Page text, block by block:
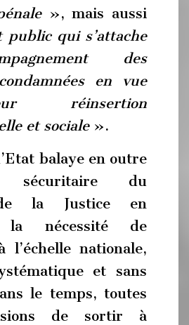
», mais aussi
public qui s’attache
des
en vue
réinsertion
et sociale».
balaye en outre
sécuritaire du
la Justice en
la nécessité de
l’échelle nationale,
et sans
le temps, toutes
de sortir à